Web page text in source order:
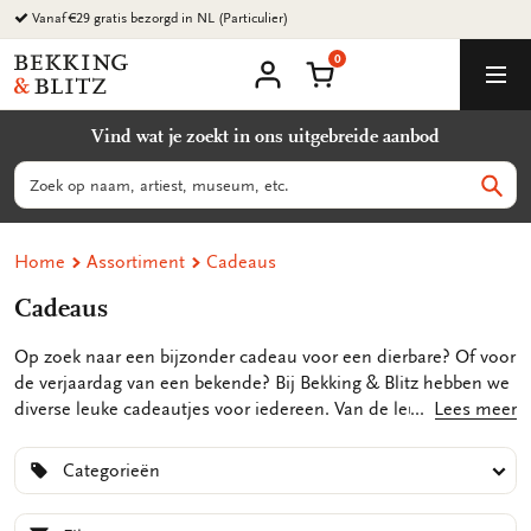
Ga
naar
content
Bekking
&
B.V.
account
Winkelmand
0
Vind wat je zoekt in ons uitgebreide aanbod
Zoeken
Home Assortiment Cadeaus
Cadeaus
Op zoek naar een bijzonder cadeau voor een dierbare? Of voor
de verjaardag van een bekende? Bij Bekking & Blitz hebben we
diverse leuke cadeautjes voor iedereen. Van de leukstecadeau
alles bestellen in onze webshop.
In onze uitgebreide collectie vind je kleine cadeautjes zoals
opbergmapjesen notitieblokjes. Ontzettend leuk om cadeau
Lees meer
Categorieën